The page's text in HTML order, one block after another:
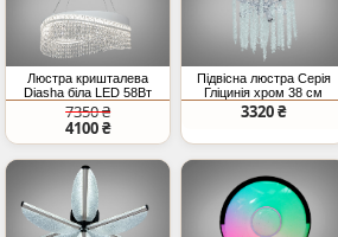
Люстра кришталева
Diasha біла LED 58Вт
7350 ₴
4100 ₴
Підвісна люстра Серія
Гліцинія хром 38 см
E14x4
3320 ₴